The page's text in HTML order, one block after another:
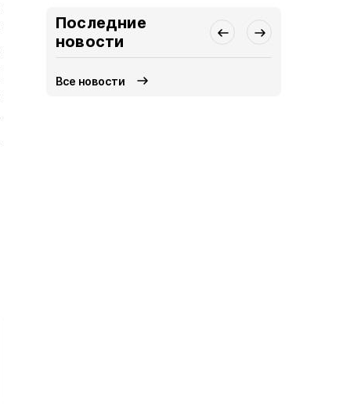
Последние
новости
Все новости